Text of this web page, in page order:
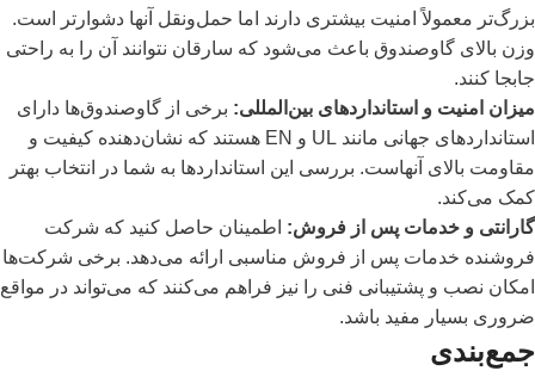
بزرگ‌تر معمولاً امنیت بیشتری دارند اما حمل‌ونقل آنها دشوارتر است.
وزن بالای گاوصندوق باعث می‌شود که سارقان نتوانند آن را به راحتی
جابجا کنند.
میزان امنیت و استانداردهای بین‌المللی: برخی از گاوصندوق‌ها دارای
استانداردهای جهانی مانند UL و EN هستند که نشان‌دهنده کیفیت و
مقاومت بالای آنهاست. بررسی این استانداردها به شما در انتخاب بهتر
کمک می‌کند.
گارانتی و خدمات پس از فروش: اطمینان حاصل کنید که شرکت
فروشنده خدمات پس از فروش مناسبی ارائه می‌دهد. برخی شرکت‌ها
امکان نصب و پشتیبانی فنی را نیز فراهم می‌کنند که می‌تواند در مواقع
ضروری بسیار مفید باشد.
جمع‌بندی